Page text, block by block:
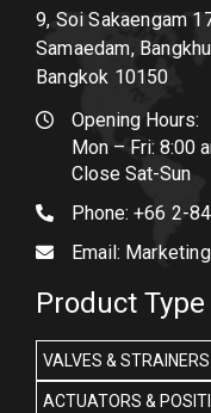
9, Soi Sakaengam
Samaedam,
Bangkok 10150
Opening Hours:
Mon – Fri: 8:00
Close Sat-Sun
Phone: +66 2-
Email:
Product Type
VALVES & STRAINERS
ACTUATORS &